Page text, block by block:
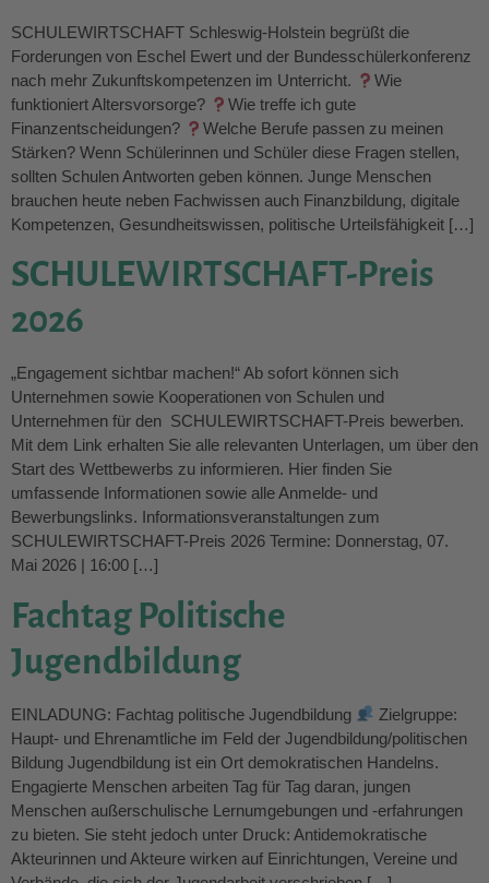
SCHULEWIRTSCHAFT Schleswig-Holstein begrüßt die
Forderungen von Eschel Ewert und der Bundesschülerkonferenz
nach mehr Zukunftskompetenzen im Unterricht.
Wie
funktioniert Altersvorsorge?
Wie treffe ich gute
Finanzentscheidungen?
Welche Berufe passen zu meinen
Stärken? Wenn Schülerinnen und Schüler diese Fragen stellen,
sollten Schulen Antworten geben können. Junge Menschen
brauchen heute neben Fachwissen auch Finanzbildung, digitale
Kompetenzen, Gesundheitswissen, politische Urteilsfähigkeit […]
SCHULEWIRTSCHAFT-Preis
2026
„Engagement sichtbar machen!“ Ab sofort können sich
Unternehmen sowie Kooperationen von Schulen und
Unternehmen für den SCHULEWIRTSCHAFT-Preis bewerben.
Mit dem Link erhalten Sie alle relevanten Unterlagen, um über den
Start des Wettbewerbs zu informieren. Hier finden Sie
umfassende Informationen sowie alle Anmelde- und
Bewerbungslinks. Informationsveranstaltungen zum
SCHULEWIRTSCHAFT-Preis 2026 Termine: Donnerstag, 07.
Mai 2026 | 16:00 […]
Fachtag Politische
Jugendbildung
EINLADUNG: Fachtag politische Jugendbildung
Zielgruppe:
Haupt- und Ehrenamtliche im Feld der Jugendbildung/politischen
Bildung Jugendbildung ist ein Ort demokratischen Handelns.
Engagierte Menschen arbeiten Tag für Tag daran, jungen
Menschen außerschulische Lernumgebungen und -erfahrungen
zu bieten. Sie steht jedoch unter Druck: Antidemokratische
Akteurinnen und Akteure wirken auf Einrichtungen, Vereine und